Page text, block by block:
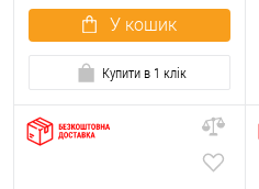
У кошик
Купити в 1 клік